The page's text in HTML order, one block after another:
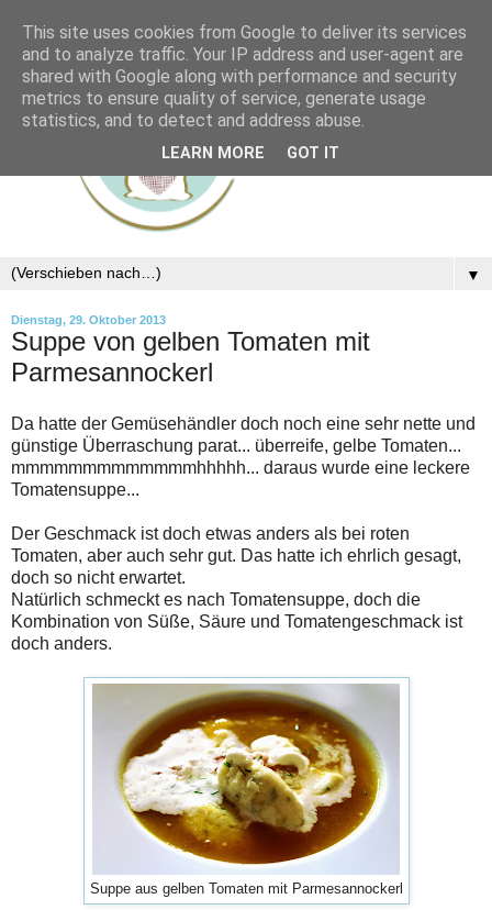
▼
Dienstag, 29. Oktober 2013
Suppe von gelben Tomaten mit
Parmesannockerl
Da hatte der Gemüsehändler doch noch eine sehr nette und
günstige Überraschung parat... überreife, gelbe Tomaten...
mmmmmmmmmmmmmhhhhh... daraus wurde eine leckere
Tomatensuppe...
Der Geschmack ist doch etwas anders als bei roten
Tomaten, aber auch sehr gut. Das hatte ich ehrlich gesagt,
doch so nicht erwartet.
Natürlich schmeckt es nach Tomatensuppe, doch die
Kombination von Süße, Säure und Tomatengeschmack ist
doch anders.
Suppe aus gelben Tomaten mit Parmesannockerl
This site uses cookies from Google to deliver its services
and to analyze traffic. Your IP address and user-agent are
shared with Google along with performance and security
metrics to ensure quality of service, generate usage
statistics, and to detect and address abuse.
LEARN MORE GOT IT